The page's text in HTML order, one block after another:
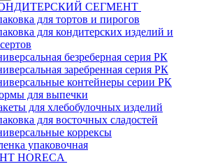
СЕГМЕНТ
для тортов и пирогов
для кондитерских изделий и
безреберная серия РК
заребренная серия РК
контейнеры серии РК
для выпечки
для хлебобулочных изделий
для восточных сладостей
коррексы
упаковочная
HORECA